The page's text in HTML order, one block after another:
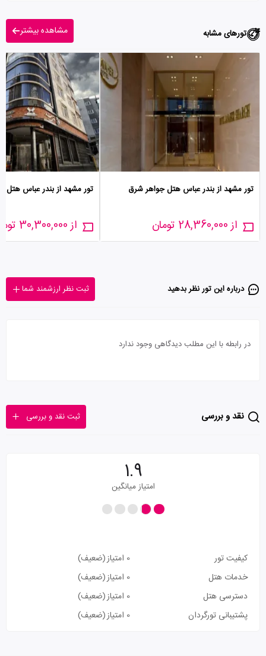
تورهای مشابه مشاهده بیشتر
تور مشهد از بندر عباس هتل جواهر شرق
از 28,360,000 تومان
تور مشهد از بندر عباس هتل
از 30,300,000 تومان
درباره این تور‌ نظر بدهید ثبت نظر ارزشمند شما
در رابطه با این مطلب دیدگاهی وجود ندارد
نقد و بررسی ثبت نقد و بررسی
1.9
امتیاز میانگین
کیفیت تور 0 امتیاز
(ضعیف)
خدمات هتل
0 امتیاز
(ضعیف)
دسترسی هتل
0 امتیاز
(ضعیف)
پشتیبانی تورگردان
0 امتیاز (ضعیف)